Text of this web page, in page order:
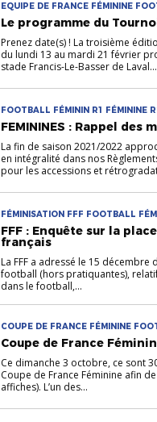
EQUIPE DE FRANCE FÉMININE
Le programme du
Prenez date(s) ! La troisième
du lundi 13 au mardi 21 février
stade Francis-Le-Basser de Laval...
FOOTBALL FÉMININ R1 FÉMININE
FEMININES : Rappel des
La fin de saison 2021/2022
en intégralité dans nos
pour les accessions et
FÉMINISATION FFF FOOTBALL
FFF : Enquête sur la
français
La FFF a adressé le 15
football (hors pratiquantes),
dans le football,...
COUPE DE FRANCE FÉMININE
Coupe de France
Ce dimanche 3 octobre, ce sont
Coupe de France Féminine afin
affiches). L’un des...